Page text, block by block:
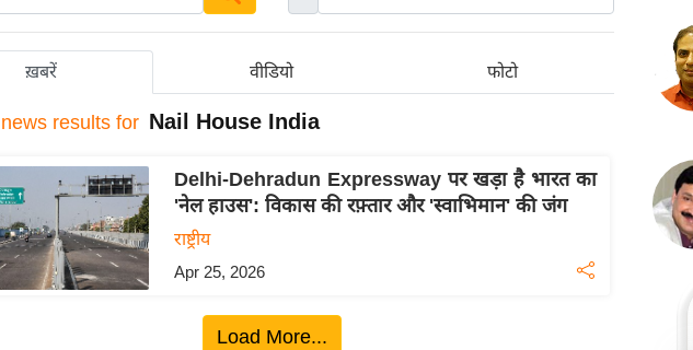
ख़बरें वीडियो फोटो
news results for Nail House India
Delhi-Dehradun Expressway पर खड़ा है भारत का
'नेल हाउस': विकास की रफ़्तार और 'स्वाभिमान' की जंग
राष्ट्रीय
Apr 25, 2026
Load More...